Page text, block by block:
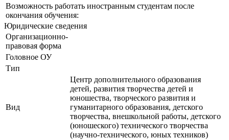
Возможность работать иностранным студентам после
окончания обучения:
Юридические сведения
Организационно-
правовая форма
Головное ОУ
Тип
Вид
Центр дополнительного образования
детей, развития творчества детей и
юношества, творческого развития и
гуманитарного образования, детского
творчества, внешкольной работы, детского
(юношеского) технического творчества
(научно-технического, юных техников)